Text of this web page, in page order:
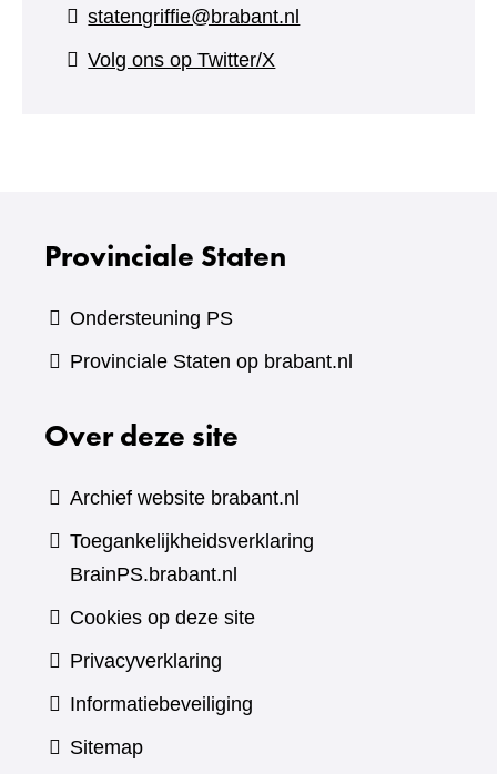
statengriffie@brabant.nl
Volg ons op Twitter/X
Provinciale Staten
Ondersteuning PS
Provinciale Staten op brabant.nl
Over deze site
Archief website brabant.nl
Toegankelijkheidsverklaring
BrainPS.brabant.nl
Cookies op deze site
Privacyverklaring
Informatiebeveiliging
Sitemap